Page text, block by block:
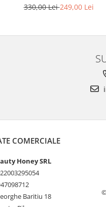
330,00 Lei249,00 Lei
COMERCIALE
Honey SRL
Baritiu 18